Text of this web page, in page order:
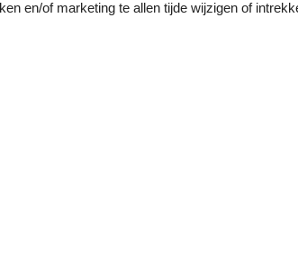
Onze
en/of marketing te allen tijde wijzigen of